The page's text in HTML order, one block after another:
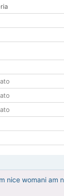
nice womani